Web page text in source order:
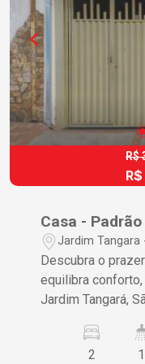
Oportunidade Casas com estas características e
com um preço tão
mercado atual.
casa dos seus
acolhedor.
viver com estilo e
R$
Casa - Padrão
Jardim Tangara
Descubra o
equilibra
Jardim Tangará,
prático e sereno,
valorizada. Características do Imóvel ? 2
2 1